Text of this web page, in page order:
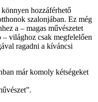
hozzáférhető
szalonjában. Ez még
a – magas művészetet
– világhoz csak megfelelően
ragadni a kíváncsi
már komoly kétségeket